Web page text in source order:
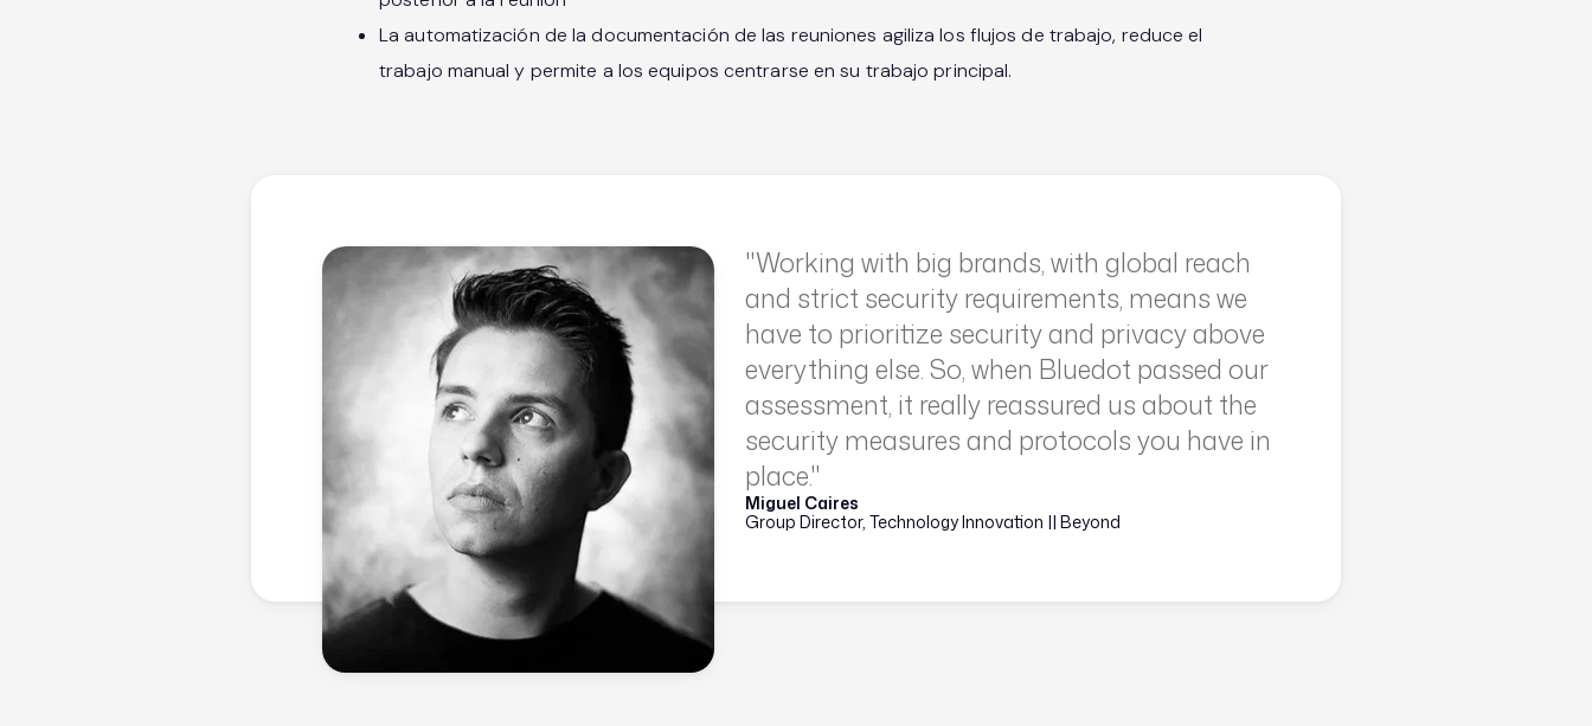
La automatización de la documentación de las reuniones agiliza los flujos de trabajo, reduce el
trabajo manual y permite a los equipos centrarse en su trabajo principal.
"Working with big brands, with global reach
and strict security requirements, means we
have to prioritize security and privacy above
everything else. So, when Bluedot passed our
assessment, it really reassured us about the
security measures and protocols you have in
place."
Miguel Caires
Group Director, Technology Innovation || Beyond